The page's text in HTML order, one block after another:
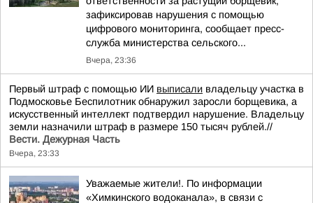
зафиксировав нарушения с помощью
цифрового мониторинга, сообщает пресс-
служба министерства сельского...
Вчера, 23:36
Первый штраф с помощью ИИ выписали владельцу участка в
Подмосковье Беспилотник обнаружил заросли борщевика, а
искусственный интеллект подтвердил нарушение. Владельцу
земли назначили штраф в размере 150 тысяч рублей.//
Вести. Дежурная Часть
Вчера, 23:33
Уважаемые жители!. По информации
«Химкинского водоканала», в связи с